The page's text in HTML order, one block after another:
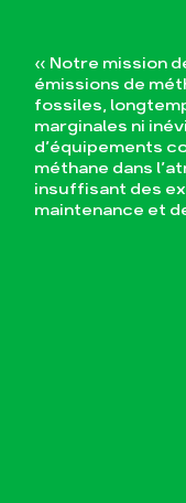
« Notre mission
émissions de
fossiles,
marginales ni
d’équipements
méthane dans
insuffisant des
maintenance et